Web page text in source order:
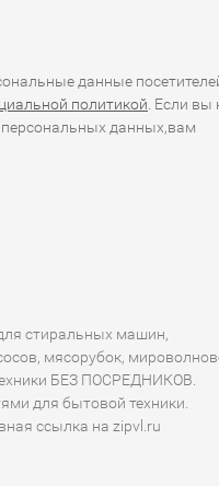
данные
политикой . Если вы
персональных данных,вам
стиральных машин,
мясорубок,
БЕЗ ПОСРЕДНИКОВ.
для бытовой техники.
ссылка на zipvl.ru